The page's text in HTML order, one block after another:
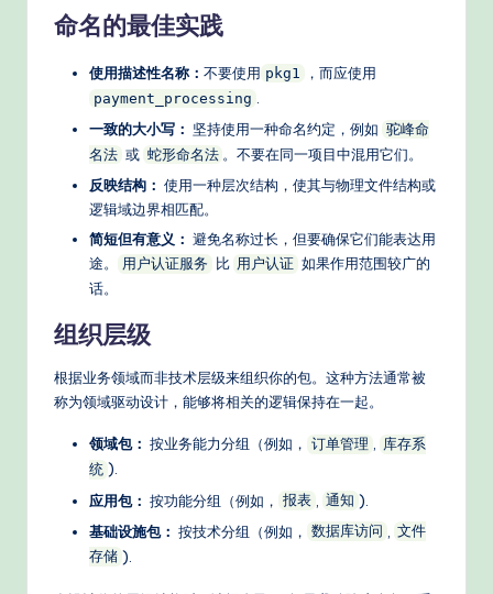
命名的最佳实践
使用描述性名称： 不要使用 pkg1 ，而应使用
payment_processing
一致的大小写： 坚持使用一种命名约定，例如 驼峰命
名法 或 蛇形命名法 。不要在同一项目中混用它们。
反映结构： 使用一种层次结构，使其与物理文件结构或
逻辑域边界相匹配。
简短但有意义： 避免名称过长，但要确保它们能表达用
途。
用户认证服务 比 用户认证 如果作用范围较广的
话。
组织层级
根据业务领域而非技术层级来组织你的包。这种方法通常被
称为领域驱动设计，能够将相关的逻辑保持在一起。
领域包： 按业务能力分组（例如， 订单管理 , 库存系
统 ).
应用包： 按功能分组（例如， 报表 通知 ).
基础设施包： 按技术分组（例如， 数据库访问
文件
存储 ).